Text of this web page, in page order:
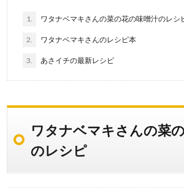
1. ワタナベマキさんの菜の花の味噌汁のレシ
2. ワタナベマキさんのレシピ本
3. あさイチの最新レシピ
ワタナベマキさんの菜
のレシピ